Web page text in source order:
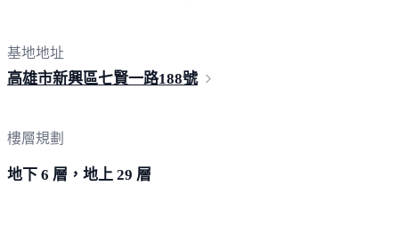
基地地址
高雄市新興區七賢一路188號
樓層規劃
地下 6 層，地上 29 層